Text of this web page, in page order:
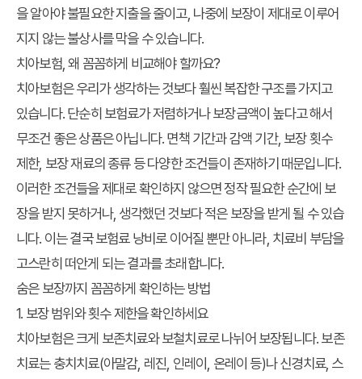
을 알아야 불필요한 지출을 줄이고, 나중에 보장이 제대로 이루어
지지 않는 불상사를 막을 수 있습니다.
치아보험, 왜 꼼꼼하게 비교해야 할까요?
치아보험은 우리가 생각하는 것보다 훨씬 복잡한 구조를 가지고
있습니다. 단순히 보험료가 저렴하거나 보장금액이 높다고 해서
무조건 좋은 상품은 아닙니다. 면책 기간과 감액 기간, 보장 횟수
제한, 보장 재료의 종류 등 다양한 조건들이 존재하기 때문입니다.
이러한 조건들을 제대로 확인하지 않으면 정작 필요한 순간에 보
장을 받지 못하거나, 생각했던 것보다 적은 보장을 받게 될 수 있습
니다. 이는 결국 보험료 낭비로 이어질 뿐만 아니라, 치료비 부담을
고스란히 떠안게 되는 결과를 초래합니다.
숨은 보장까지 꼼꼼하게 확인하는 방법
1. 보장 범위와 횟수 제한을 확인하세요
치아보험은 크게 보존치료와 보철치료로 나뉘어 보장됩니다. 보존
치료는 충치치료(아말감, 레진, 인레이, 온레이 등)나 신경치료, 스